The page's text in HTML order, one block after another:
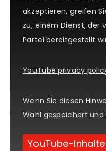
akzeptieren, greifen
zu, einem Dienst, der
Partei bereitgestellt
YouTube privacy
Wenn Sie diesen
Wahl gespeichert
YouTube-